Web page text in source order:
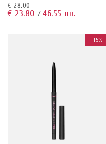
€ 28.00
€ 23.80 / 46.55 лв.
-15%